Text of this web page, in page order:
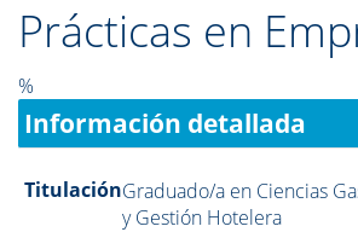
Prácticas en
%
Información detallada
TitulaciónGraduado/a en Ciencias
y Gestión Hotelera